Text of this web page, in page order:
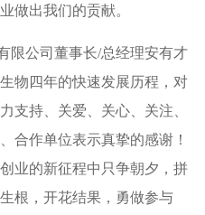
做出我们的贡献。
限公司董事长/总经理安有才
物四年的快速发展历程，对
支持、关爱、关心、关注、
合作单位表示真挚的感谢！
业的新征程中只争朝夕，拼
根，开花结果，勇做参与